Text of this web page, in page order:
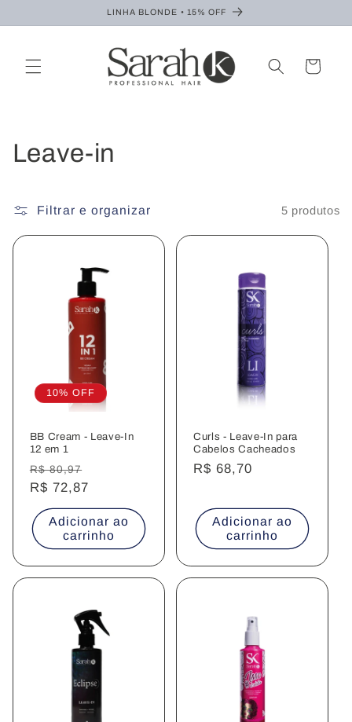
LINHA BLONDE • 15% OFF
Carrinho
C
l
e
Leave-in
Filtrar e organizar 5 produtos
10% OFF
BB Cream - Leave-In
12 em 1
Preço
normal
R$ 80,97
R$ 72,87
Adicionar ao
carrinho
Curls - Leave-In para
Cabelos Cacheados
Preço
R$ 68,70
Adicionar ao
carrinho